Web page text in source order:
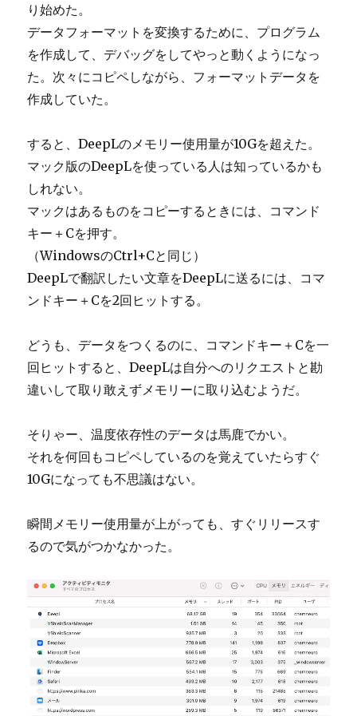
り始めた。
データフォーマットを変換するために、プログラム
を作成して、デバッグをしてやっと動くようになっ
た。次々にコピペしながら、フォーマットデータを
作成していた。
すると、DeepLのメモリー使用量が10Gを超えた。
マック版のDeepLを使っている人は知っているかも
しれない。
マックはあるものをコピーするときには、コマンド
キー＋Cを押す。
（WindowsのCtrl+Cと同じ）
DeepLで翻訳したい文章をDeepLに送るには、コマ
ンドキー＋Cを2回ヒットする。
どうも、データをつくるのに、コマンドキー＋Cを一
回ヒットすると、DeepLは自分へのリクエストと勘
違いして取り敢えずメモリーに取り込むようだ。
そりゃー、温度依存性のデータは馬鹿でかい。
それを何回もコピペしているのを覚えていたらすぐ
10Gになっても不思議はない。
瞬間メモリー使用量が上がっても、すぐリリースす
るので気がつかなかった。